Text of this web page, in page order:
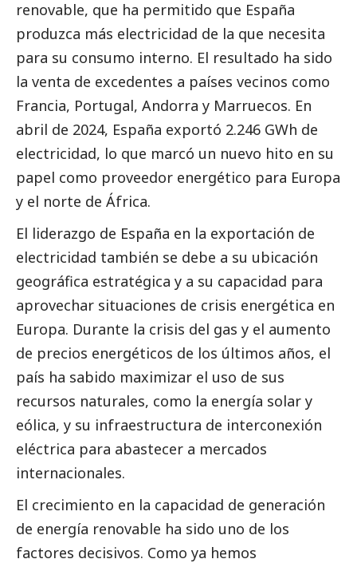
renovable, que ha permitido que España
produzca más electricidad de la que necesita
para su consumo interno. El resultado ha sido
la venta de excedentes a países vecinos como
Francia, Portugal, Andorra y Marruecos. En
abril de 2024, España exportó 2.246 GWh de
electricidad, lo que marcó un nuevo hito en su
papel como proveedor energético para Europa
y el norte de África.
El liderazgo de España en la exportación de
electricidad también se debe a su ubicación
geográfica estratégica y a su capacidad para
aprovechar situaciones de crisis energética en
Europa. Durante la crisis del gas y el aumento
de precios energéticos de los últimos años, el
país ha sabido maximizar el uso de sus
recursos naturales, como la energía solar y
eólica, y su infraestructura de interconexión
eléctrica para abastecer a mercados
internacionales.
El crecimiento en la capacidad de generación
de energía renovable ha sido uno de los
factores decisivos. Como ya hemos